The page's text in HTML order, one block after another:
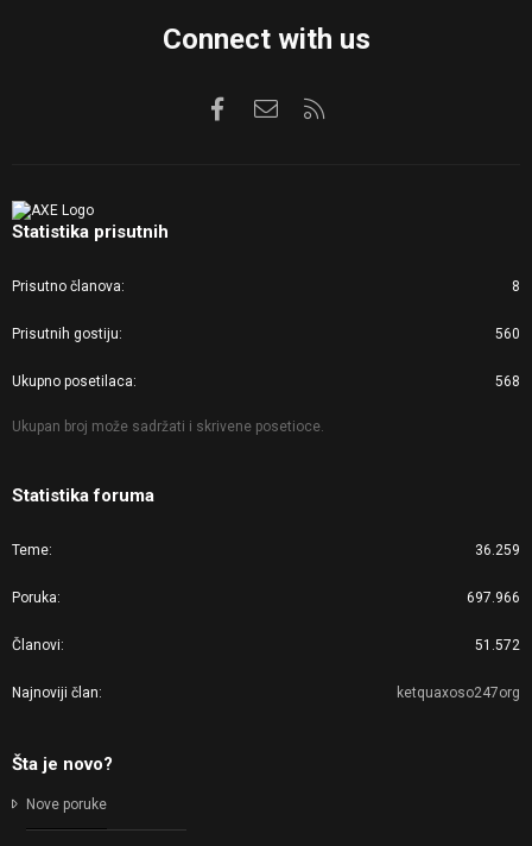
Connect with us
FacebookKontaktirajte nas
Statistika prisutnih
Prisutno članova 8
Prisutnih gostiju 560
Ukupno posetilaca 568
Ukupan broj može sadržati i skrivene posetioce.
Statistika foruma
Teme 36.259
Poruka 697.966
Članovi 51.572
Najnoviji član ketquaxoso247org
Šta je novo?
Nove poruke